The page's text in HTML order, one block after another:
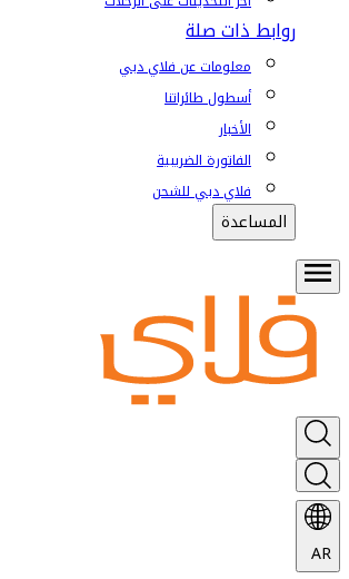
روابط ذات صلة
معلومات عن فلاي دبي
أسطول طائراتنا
الأخبار
الفاتورة الضريبية
فلاي دبي للشحن
المساعدة
AR